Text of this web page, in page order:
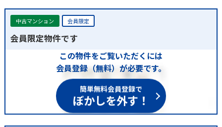
中古マンション 会員限定
会員限定物件です
この物件をご覧いただくには
会員登録（無料）が必要です。
簡単無料会員登録で
ぼかしを外す！